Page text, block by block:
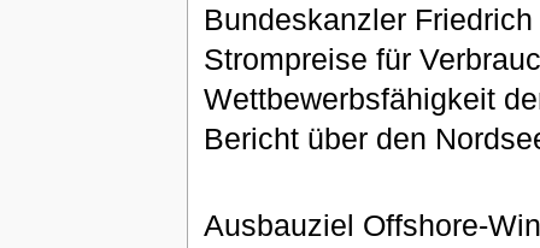
Bundeskanzler
Strompreise für
Wettbewerbsfähigkeit
Bericht über den
Ausbauziel Offshore-